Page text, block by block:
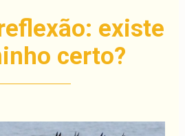
existe
certo?